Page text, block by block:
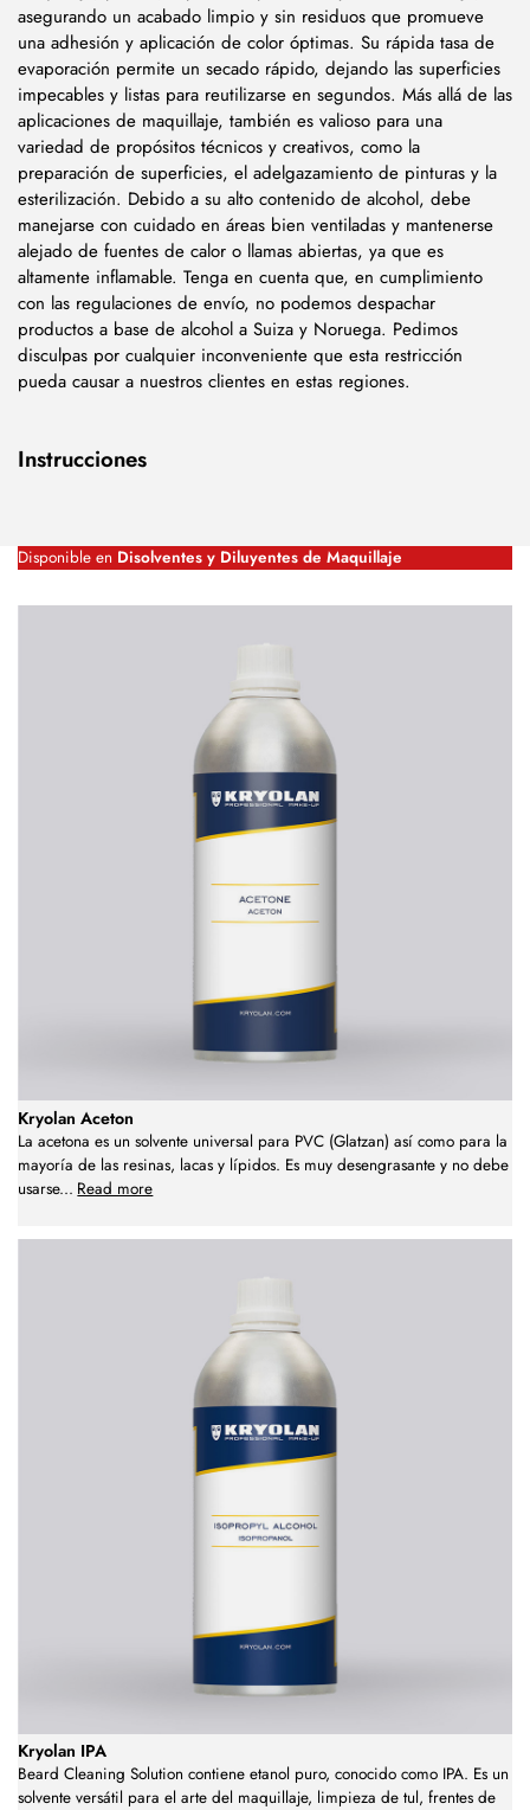
asegurando un acabado limpio y sin residuos que promueve
una adhesión y aplicación de color óptimas. Su rápida tasa de
evaporación permite un secado rápido, dejando las superficies
impecables y listas para reutilizarse en segundos. Más allá de las
aplicaciones de maquillaje, también es valioso para una
variedad de propósitos técnicos y creativos, como la
preparación de superficies, el adelgazamiento de pinturas y la
esterilización. Debido a su alto contenido de alcohol, debe
manejarse con cuidado en áreas bien ventiladas y mantenerse
alejado de fuentes de calor o llamas abiertas, ya que es
altamente inflamable. Tenga en cuenta que, en cumplimiento
con las regulaciones de envío, no podemos despachar
productos a base de alcohol a Suiza y Noruega. Pedimos
disculpas por cualquier inconveniente que esta restricción
pueda causar a nuestros clientes en estas regiones.
Instrucciones
Disponible en Disolventes y Diluyentes de Maquillaje
Kryolan Aceton
La acetona es un solvente universal para PVC (Glatzan) así como para la
mayoría de las resinas, lacas y lípidos. Es muy desengrasante y no debe
usarse... Read more
Kryolan IPA
Beard Cleaning Solution contiene etanol puro, conocido como IPA. Es un
solvente versátil para el arte del maquillaje, limpieza de tul, frentes de